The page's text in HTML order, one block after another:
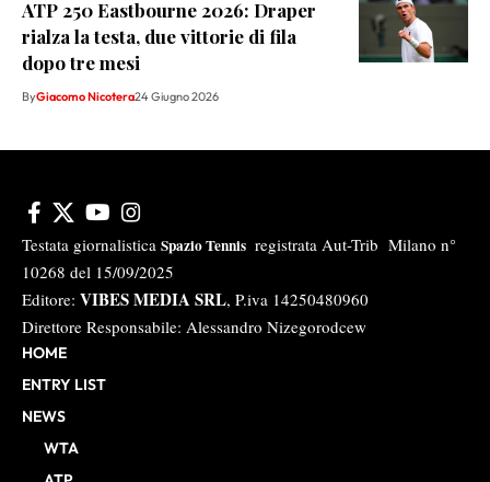
ATP 250 Eastbourne 2026: Draper
rialza la testa, due vittorie di fila
dopo tre mesi
ByGiacomo Nicotera24 Giugno 2026
Testata giornalistica Spazio Tennis registrata Aut-Trib Milano n°
10268 del 15/09/2025
Editore: VIBES MEDIA SRL, P.iva 14250480960
Direttore Responsabile: Alessandro Nizegorodcew
HOME
ENTRY LIST
NEWS
WTA